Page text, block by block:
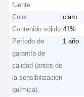
fuente
Color
claro
Contenido sólido 41%
Período de
garantía de
calidad (antes de
la sensibilización
química).
1 año